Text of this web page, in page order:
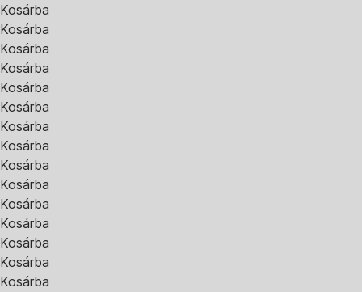
Kosárba
Kosárba
Kosárba
Kosárba
Kosárba
Kosárba
Kosárba
Kosárba
Kosárba
Kosárba
Kosárba
Kosárba
Kosárba
Kosárba
Kosárba